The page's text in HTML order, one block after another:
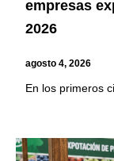
empresas
2026
agosto 4, 2026
En los primeros